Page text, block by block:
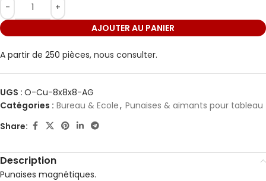
AJOUTER AU PANIER
A partir de 250 pièces, nous consulter.
UGS : O-Cu-8x8x8-AG
Catégories : Bureau & Ecole, Punaises & aimants pour tableau
Share:
Description
Punaises magnétiques.